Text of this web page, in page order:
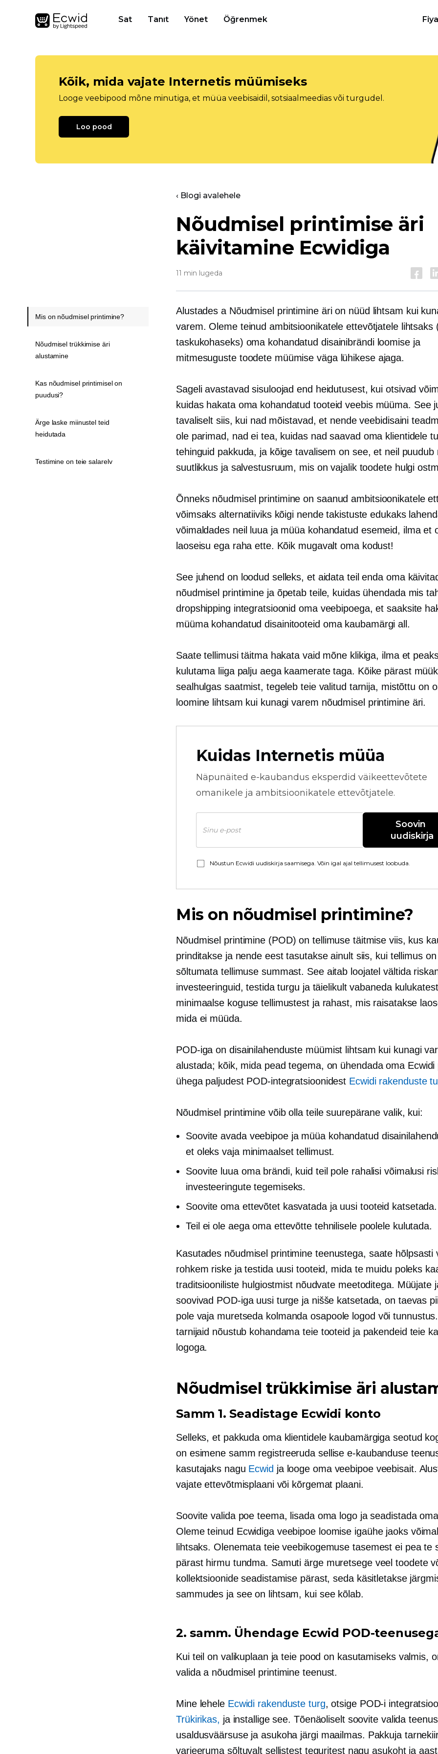
Sat Tanıt Yönet Öğrenmek
Kõik, mida vajate Internetis müümiseks
Looge veebipood mõne minutiga, et müüa veebisaidil, sotsiaalmeedias või turgudel.
Loo pood
‹ Blogi avalehele
Nõudmisel printimise äri
käivitamine Ecwidiga
11 min lugeda
Alustades a Nõudmisel printimineäri on nüüd lihtsam kui
varem. Oleme teinud ambitsioonikatele ettevõtjatele lihtsaks
taskukohaseks) oma kohandatud disainibrändi loomise ja
mitmesuguste toodete müümise väga lühikese ajaga.
Sageli avastavad sisuloojad end heidutusest, kui otsivad
kuidas hakata oma kohandatud tooteid veebis müüma. See
tavaliselt siis, kui nad mõistavad, et nende veebidisaini
ole parimad, nad ei tea, kuidas nad saavad oma klientidele
tehinguid pakkuda, ja kõige tavalisem on see, et neil puudub
suutlikkus ja salvestusruum, mis on vajalik toodete hulgi
Õnneks nõudmisel printimine on saanud ambitsioonikatele
võimsaks alternatiiviks kõigi nende takistuste edukaks
võimaldades neil luua ja müüa kohandatud esemeid, ilma et
laoseisu ega raha ette. Kõik mugavalt oma kodust!
See juhend on loodud selleks, et aidata teil enda oma
nõudmisel printimine ja õpetab teile, kuidas ühendada mis
dropshipping integratsioonid oma veebipoega, et saaksite
müüma kohandatud disainitooteid oma kaubamärgi all.
Saate tellimusi täitma hakata vaid mõne klikiga, ilma et
kulutama liiga palju aega kaamerate taga. Kõike pärast
sealhulgas saatmist, tegeleb teie valitud tarnija, mistõttu on
loomine lihtsam kui kunagi varem nõudmisel printimineäri.
Kuidas Internetis müüa
Näpunäited e-kaubandus eksperdid väikeettevõtete
omanikele ja ambitsioonikatele ettevõtjatele.
Soovin
uudiskirja
Nõustun Ecwidi uudiskirja saamisega. Võin igal ajal tellimusest loobuda.
Mis on nõudmisel printimine?
Nõudmisel printimine (POD) on tellimuse täitmise viis, kus
prinditakse ja nende eest tasutakse ainult siis, kui tellimus
sõltumata tellimuse summast. See aitab loojatel vältida
investeeringuid, testida turgu ja täielikult vabaneda kulukatest
minimaalse koguse tellimustest ja rahast, mis raisatakse
mida ei müüda.
POD-iga on disainilahenduste müümist lihtsam kui kunagi
alustada; kõik, mida pead tegema, on ühendada oma Ecwidi
ühega paljudest POD-integratsioonidest Ecwidi rakenduste
Nõudmisel printimine võib olla teile suurepärane valik, kui:
Soovite avada veebipoe ja müüa kohandatud
et oleks vaja minimaalset tellimust.
Soovite luua oma brändi, kuid teil pole rahalisi võimalusi
investeeringute tegemiseks.
Soovite oma ettevõtet kasvatada ja uusi tooteid katsetada.
Teil ei ole aega oma ettevõtte tehnilisele poolele kulutada.
Kasutades nõudmisel printimine teenustega, saate hõlpsasti
rohkem riske ja testida uusi tooteid, mida te muidu poleks
traditsiooniliste hulgiostmist nõudvate meetoditega. Müüjate
soovivad POD-iga uusi turge ja nišše katsetada, on taevas
pole vaja muretseda kolmanda osapoole logod või
tarnijaid nõustub kohandama teie tooteid ja pakendeid teie
logoga.
Nõudmisel trükkimise äri
Samm 1. Seadistage Ecwidi konto
Selleks, et pakkuda oma klientidele kaubamärgiga seotud
on esimene samm registreeruda sellise e-kaubanduse
kasutajaks nagu Ecwid ja looge oma veebipoe veebisait.
vajate ettevõtmisplaani või kõrgemat plaani.
Soovite valida poe teema, lisada oma logo ja seadistada
Oleme teinud Ecwidiga veebipoe loomise igaühe jaoks
lihtsaks. Olenemata teie veebikogemuse tasemest ei pea te
pärast hirmu tundma. Samuti ärge muretsege veel toodete
kollektsioonide seadistamise pärast, seda käsitletakse
sammudes ja see on lihtsam, kui see kõlab.
2. samm. Ühendage Ecwid POD-
Kui teil on valikuplaan ja teie pood on kasutamiseks valmis,
valida a nõudmisel printimine teenust.
Mine leheleEcwidi rakenduste turg, otsige POD-i
Trükirikas, ja installige see. Tõenäoliselt soovite valida
usaldusväärsuse ja asukoha järgi maailmas. Pakkuja
varieeruma sõltuvalt sellistest teguritest nagu asukoht ja
Mis on nõudmisel printimine?
Nõudmisel trükkimise äri
alustamine
Kas nõudmisel printimisel on
puudusi?
Ärge laske miinustel teid
heidutada
Testimine on teie salarelv